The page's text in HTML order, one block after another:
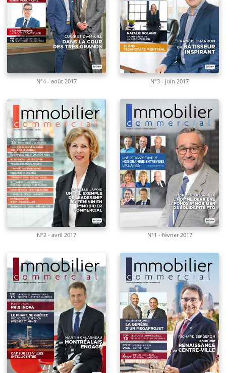
N°4 - août 2017 N°3 - juin 2017
N°2 - avril 2017 N°1 - février 2017